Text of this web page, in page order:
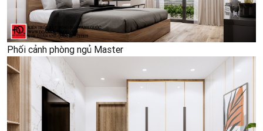
Phối cảnh phòng ngủ Master